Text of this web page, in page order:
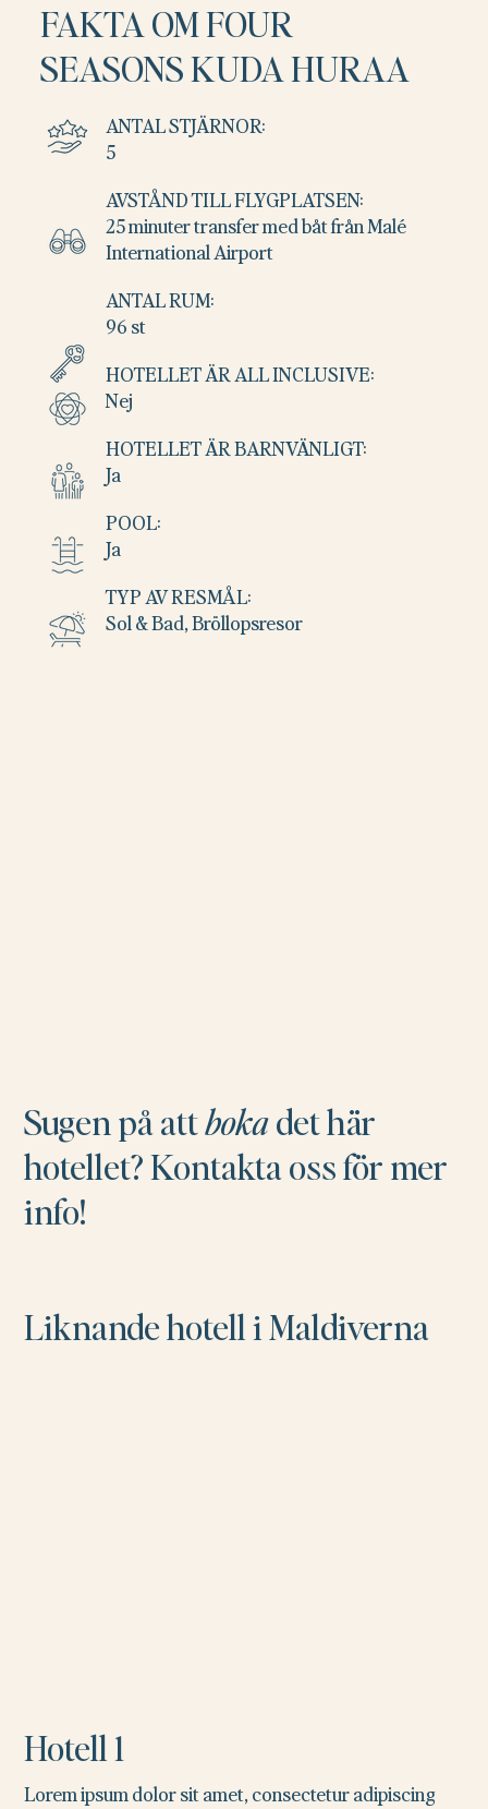
TYP AV RESMÅL:
Sol & Bad, Bröllopsresor
POOL:
Ja
HOTELLET ÄR BARNVÄNLIGT:
Ja
HOTELLET ÄR ALL INCLUSIVE:
Nej
ANTAL RUM:
96 st
AVSTÅND TILL FLYGPLATSEN:
25 minuter transfer med båt från Malé
International Airport
ANTAL STJÄRNOR:
5
FAKTA OM FOUR
SEASONS KUDA HURAA
Sugen på attbokadet här
hotellet? Kontakta oss för mer
info!
Liknande hotell i Maldiverna
Hotell 1
Lorem ipsum dolor sit amet, consectetur adipiscing